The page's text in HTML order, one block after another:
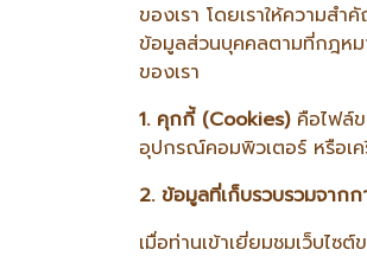
ของเรา โดยเราให้ความส
ข้อมูลส่วนบุคคลตามที่กฎหม
ของเรา
1. คุกกี้ (Cookies)คือไฟล์ข
อุปกรณ์คอมพิวเตอร์ หรือเค
2. ข้อมูลที่เก็บรวบรวมจากก
เมื่อท่านเข้าเยี่ยมชมเว็บไซ